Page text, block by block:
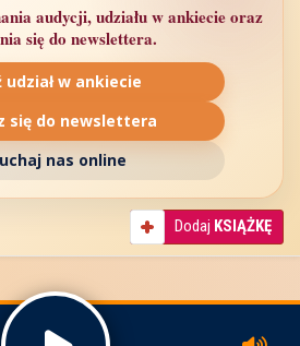
audycji, udziału w ankiecie oraz
się do newslettera.
udział w ankiecie
się do newslettera
nas online
Dodaj KSIĄŻKĘ